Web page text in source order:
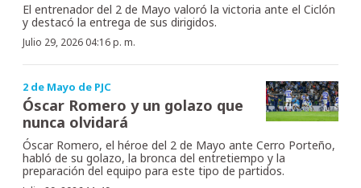
El entrenador del 2 de Mayo valoró la victoria ante el Ciclón
y destacó la entrega de sus dirigidos.
Julio 29, 2026 04:16 p. m.
2 de Mayo de PJC
Óscar Romero y un golazo que
nunca olvidará
Óscar Romero, el héroe del 2 de Mayo ante Cerro Porteño,
habló de su golazo, la bronca del entretiempo y la
preparación del equipo para este tipo de partidos.